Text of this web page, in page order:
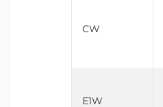
CW
E1W